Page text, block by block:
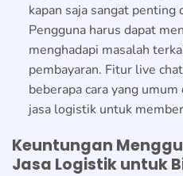
kapan saja sangat
Pengguna harus dapat
menghadapi masalah
pembayaran. Fitur live
beberapa cara yang
jasa logistik untuk
Keuntungan
Jasa Logistik untuk